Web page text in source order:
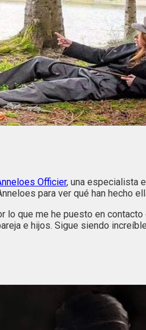
Officier, una especialista
para ver qué han hecho
lo que me he puesto en
e hijos. Sigue siendo